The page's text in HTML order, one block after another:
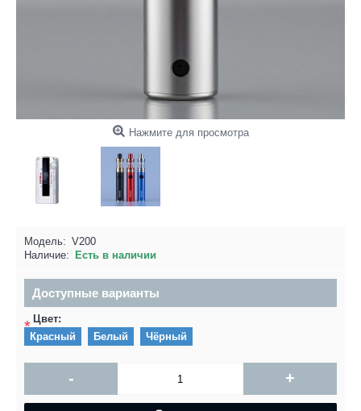
Нажмите для просмотра
Модель: V200
Наличие:
Есть в наличии
Доступные варианты
* Цвет:
Красный
Белый Чёрный
- +